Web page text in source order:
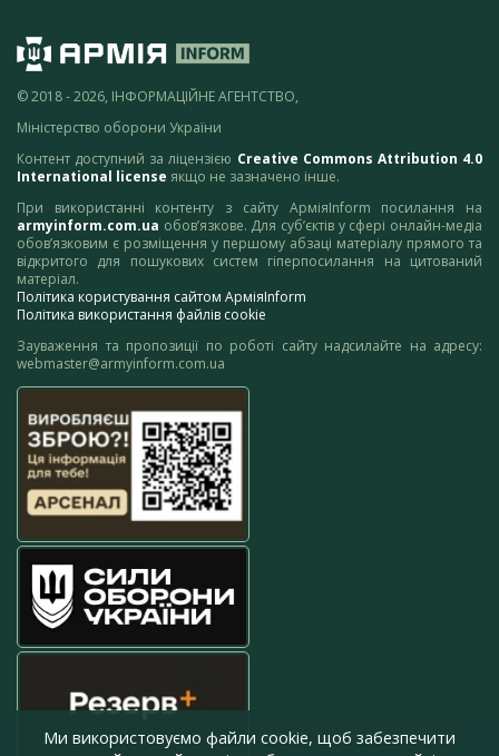
© 2018 - 2026, ІНФОРМАЦІЙНЕ АГЕНТСТВО,
Міністерство оборони України
Контент доступний за ліцензією Creative Commons Attribution 4.0
International license якщо не зазначено інше.
При використанні контенту з сайту АрміяInform посилання на
armyinform.com.ua обов’язкове. Для суб’єктів у сфері онлайн-медіа
обов’язковим є розміщення у першому абзаці матеріалу прямого та
відкритого для пошукових систем гіперпосилання на цитований
матеріал.
Політика користування сайтом АрміяInform
Політика використання файлів cookie
Зауваження та пропозиції по роботі сайту надсилайте на адресу:
webmaster@armyinform.com.ua
Ми використовуємо файли cookie, щоб забезпечити